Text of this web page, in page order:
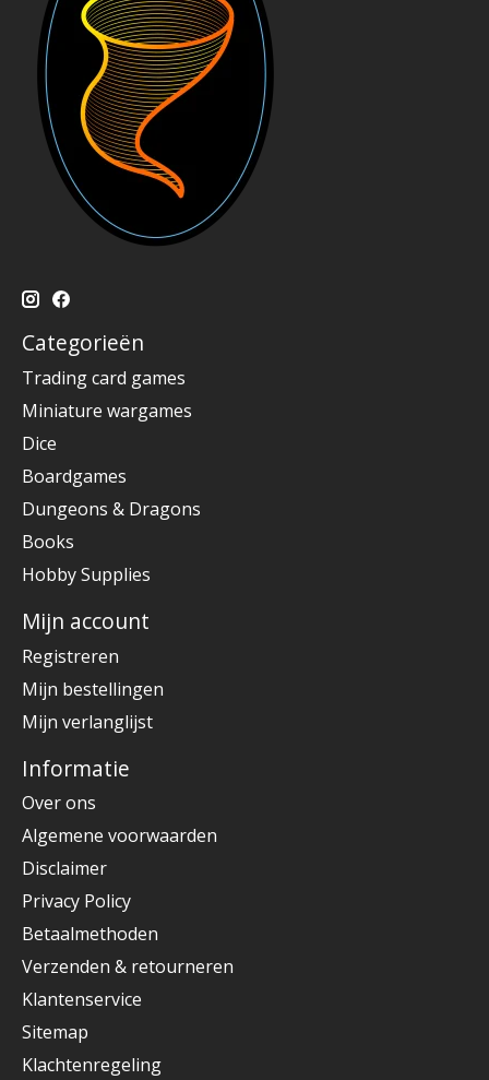
Categorieën
Trading card games
Miniature wargames
Dice
Boardgames
Dungeons & Dragons
Books
Hobby Supplies
Mijn account
Registreren
Mijn bestellingen
Mijn verlanglijst
Informatie
Over ons
Algemene voorwaarden
Disclaimer
Privacy Policy
Betaalmethoden
Verzenden & retourneren
Klantenservice
Sitemap
Klachtenregeling